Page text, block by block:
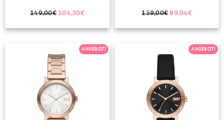
149,00€ 104,30€ 159,00€ 89,04€
ANGEBOT! ANGEBOT!